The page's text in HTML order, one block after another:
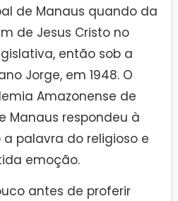
de Manaus quando da
de Jesus Cristo no
então sob a
Jorge, em 1948. O
Amazonense de
Manaus respondeu à
palavra do religioso e
emoção.
antes de proferir